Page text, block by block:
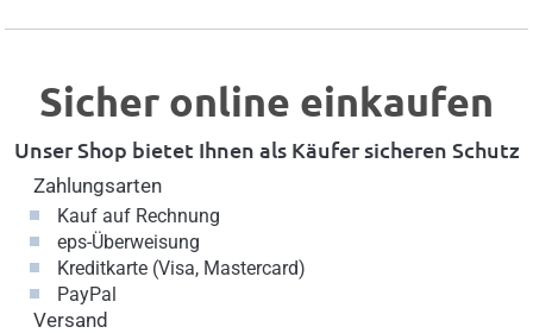
Sicher online einkaufen
Unser Shop bietet Ihnen als Käufer sicheren Schutz
Zahlungsarten
Kauf auf Rechnung
eps-Überweisung
Kreditkarte (Visa, Mastercard)
PayPal
Versand